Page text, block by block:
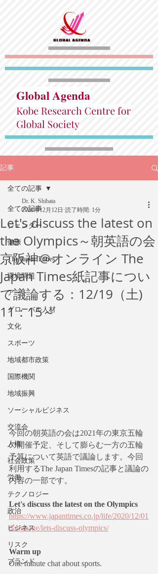
Global Agenda
Kobe Research Centre for
Global Society
記事
全ての記事
ジェンダー
健康
The Japan Times
環境問題
アート
グローバル人材
文化
スポーツ
地域都市政策
国際機関
地域振興
ソーシャルビジネス
交流会
人権
社会政策
労働
テクノロジー
政治
ビジネス
リスク
ブランド
全ての記事
Let's discuss the latest on
the Olympics～朝英語の会
京阪神＠オンライン The
Japan Times紙記事につい
て議論する：12/19（土)
11：15～
Dr. K. Shibata
2020年12月12日 読了時間: 1分
今回の朝英語の会は2021年の東京五輪
の開催予定、そして膨らむ一方の五輪
予算について英語で議論します。今回
利用するThe Japan Timesの記事と議論の
内容の一部です。
Let's discuss the latest on the Olympics
https://www.japantimes.co.jp/life/2020/12/01
/language/lets-discuss-olympics/
Warm up
One minute chat about sports.